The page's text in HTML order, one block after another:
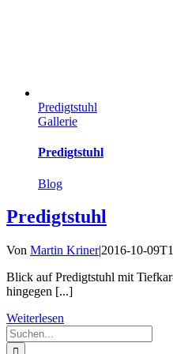
Predigtstuhl
Gallerie
Predigtstuhl
Blog
Predigtstuhl
Von Martin Kriner|2016-10-
Blick auf Predigtstuhl mit
hingegen [...]
Weiterlesen
Suche
nach: